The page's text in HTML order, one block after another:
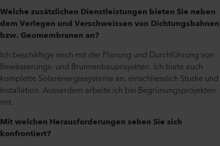
Welche zusätzlichen Dienstleistungen bieten Sie neben
dem Verlegen und Verschweissen von Dichtungsbahnen
bzw. Geomembranen an?
Ich beschäftige mich mit der Planung und Durchführung von
Bewässerungs- und Brunnenbauprojekten. Ich biete auch
komplette Solarenergiesysteme an, einschliesslich Studie und
Installation. Ausserdem arbeite ich bei Begrünungsprojekten
mit.
Mit welchen Herausforderungen sehen Sie sich
konfrontiert?